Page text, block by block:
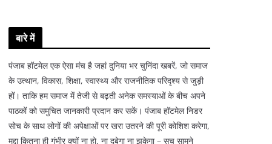
बारे में
पंजाब हॉटमेल एक ऐसा मंच है जहां दुनिया भर चुनिंदा खबरें, जो समाज
के उत्थान, विकास, शिक्षा, स्वास्थ्य और राजनीतिक परिदृश्य से जुड़ी
हों। ताकि हम समाज में तेजी से बढ़ती अनेक समस्याओं के बीच अपने
पाठकों को समुचित जानकारी प्रदान कर सकें। पंजाब हॉटमेल निडर
सोच के साथ लोगों की अपेक्षाओं पर खरा उतरने की पूरी कोशिश करेगा,
मुद्दा कितना ही गंभीर क्यों ना हो, ना दबेगा ना झुकेगा – सच सामने